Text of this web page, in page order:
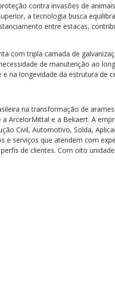
contra invasões de
a tecnologia busca
entre estacas,
com tripla camada de
de manutenção ao
na longevidade da estrutura de
na transformação de
ArcelorMittal e a Bekaert. A
Civil, Automotivo, Solda,
e serviços que atendem com
de clientes. Com oito